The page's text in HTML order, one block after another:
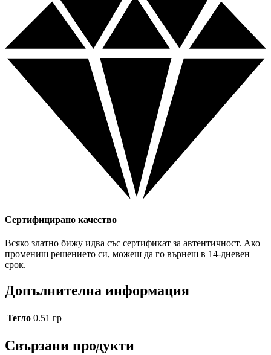
Сертифицирано качество
Всяко златно бижу идва със сертификат за автентичност. Ако
промениш решението си, можеш да го върнеш в 14-дневен
срок.
Допълнителна информация
Тегло 0.51 гр
Свързани продукти